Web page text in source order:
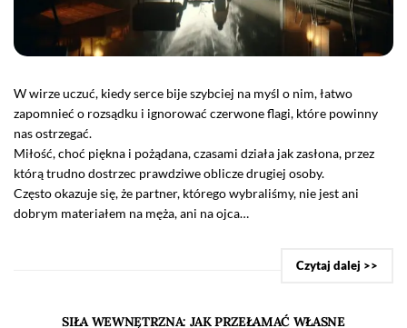
W wirze uczuć, kiedy serce bije szybciej na myśl o nim, łatwo
zapomnieć o rozsądku i ignorować czerwone flagi, które powinny
nas ostrzegać.
Miłość, choć piękna i pożądana, czasami działa jak zasłona, przez
którą trudno dostrzec prawdziwe oblicze drugiej osoby.
Często okazuje się, że partner, którego wybraliśmy, nie jest ani
dobrym materiałem na męża, ani na ojca…
Czytaj dalej >>
SIŁA WEWNĘTRZNA: JAK PRZEŁAMAĆ WŁASNE